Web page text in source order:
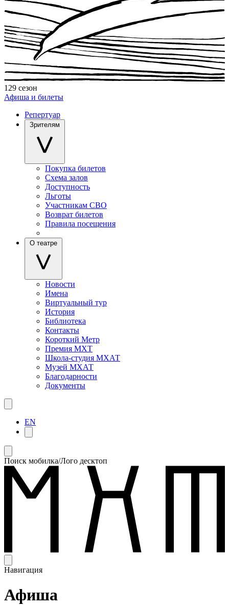
129 сезон
Афиша и билеты
Репертуар
Зрителям
Покупка билетов
Схема залов
Доступность
Льготы
Участникам СВО
Возврат билетов
Правила посещения
О театре
Новости
Имена
Виртуальный тур
История
Библиотека
Контакты
Короткий Метр
Премия МХТ
Школа-студия МХАТ
Музей МХАТ
Благодарности
Документы
EN
Поиск мобилка/Лого десктоп
Навигация
Афиша